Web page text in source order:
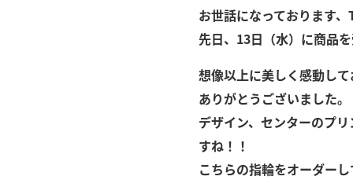
お世話になっております、
先日、13日（水）に商品
想像以上に美しく感動し
ありがとうございました。
デザイン、センターのプ
すね！！
こちらの指輪をオーダー